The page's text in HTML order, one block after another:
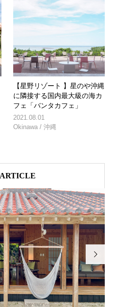
【星野リゾート 】星のや沖縄
に隣接する国内最大級の海カ
フェ「バンタカフェ」
2021.08.01
Okinawa / 沖縄
